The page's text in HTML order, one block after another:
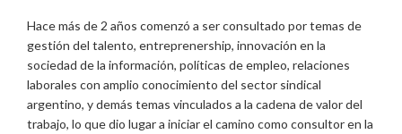
Hace más de 2 años comenzó a ser consultado por temas de
gestión del talento, entreprenership, innovación en la
sociedad de la información, políticas de empleo, relaciones
laborales con amplio conocimiento del sector sindical
argentino, y demás temas vinculados a la cadena de valor del
trabajo, lo que dio lugar a iniciar el camino como consultor en la